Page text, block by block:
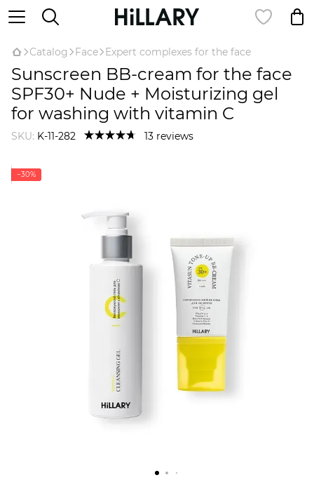
Catalog Face Expert complexes for the face
Sunscreen BB-cream for the face
SPF30+ Nude + Moisturizing gel
for washing with vitamin C
SKU: K-11-282 13 reviews
−30%